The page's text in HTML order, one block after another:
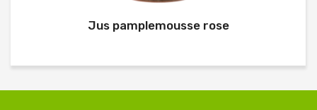
Jus pamplemousse rose